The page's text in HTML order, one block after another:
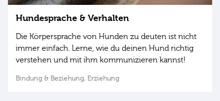
Hundesprache & Verhalten
Die Körpersprache von Hunden zu deuten ist nicht
immer einfach. Lerne, wie du deinen Hund richtig
verstehen und mit ihm kommunizieren kannst!
Bindung & Beziehung, Erziehung